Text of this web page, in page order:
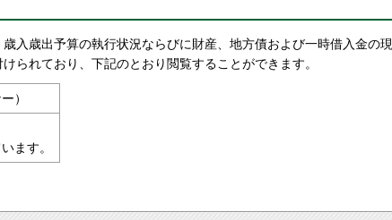
入歳出予算の執行状況ならびに財産、地方債および一時借入金の現
られており、下記のとおり閲覧することができます。
）
ます。